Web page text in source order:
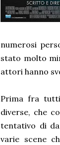
numerosi
stato molto
attori hanno
Prima fra
diverse, che
tentativo di
varie scene